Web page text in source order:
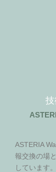
ASTERIA
報交換の場
しています。